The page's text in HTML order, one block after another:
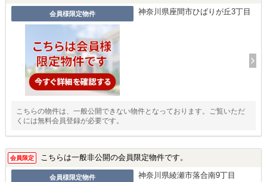
会員様限定物件 神奈川県座間市ひばりが丘3丁目
こちらの物件は、一般公開できない物件となっております。ご覧いただ
くには無料会員登録が必要です。
会員限定 こちらは一般非公開の会員限定物件です。
会員様限定物件 神奈川県綾瀬市落合南9丁目